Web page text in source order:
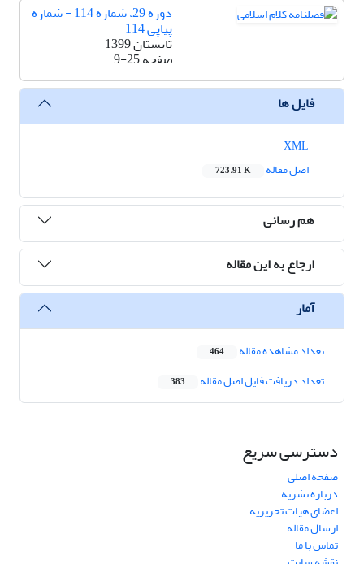
دوره 29، شماره 114 - شماره
پیاپی 114
تابستان 1399
صفحه9-25
فایل ها
اصل مقاله
723.91 K
هم رسانی
ارجاع به این مقاله
آمار
تعداد مشاهده مقاله 464
تعداد دریافت فایل اصل مقاله 383
دسترسی سریع
صفحه اصلی
درباره نشریه
اعضای هیات تحریریه
ارسال مقاله
تماس با ما